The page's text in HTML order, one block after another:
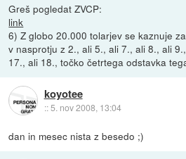
Greš pogledat ZVCP:
link
6) Z globo 20.000 tolarjev se kaznuje
v nasprotju z 2., ali 5., ali 7., ali 8., ali
17., ali 18., točko četrtega odstavka
koyotee
::5. nov 2008, 13:04
dan in mesec nista z besedo ;)